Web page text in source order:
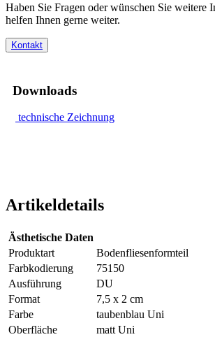
Haben Sie Fragen oder wünschen Sie weitere
helfen Ihnen gerne weiter.
Kontakt
Downloads
technische Zeichnung
Artikeldetails
Ästhetische Daten
Produktart
Bodenfliesenformteil
Farbkodierung
75150
Ausführung
DU
Format
7,5 x 2 cm
Farbe
taubenblau Uni
Oberfläche
matt Uni